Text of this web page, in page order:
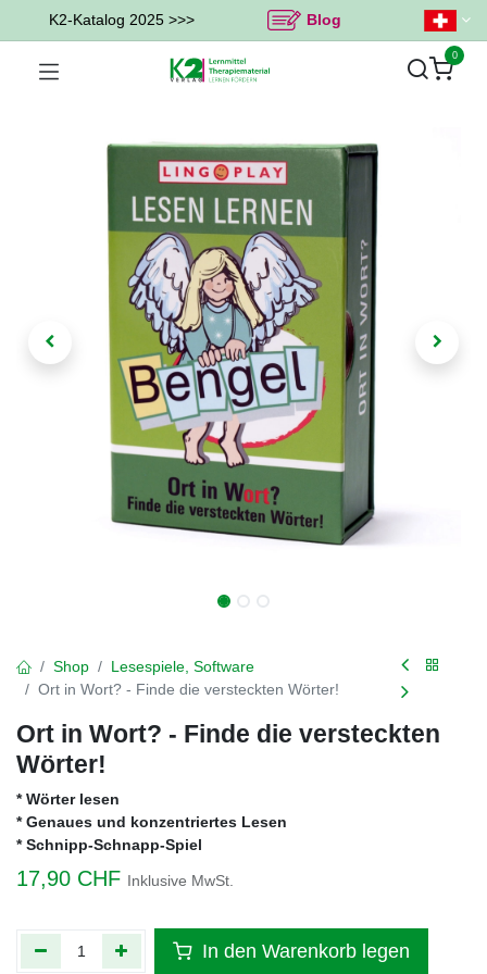
K2-Katalog 2025 >>> Blog
0
Shop
Lesespiele, Software
Ort in Wort? - Finde die versteckten Wörter!
Ort in Wort? - Finde die versteckten
Wörter!
* Wörter lesen
* Genaues und konzentriertes Lesen
* Schnipp-Schnapp-Spiel
17,90 CHF Inklusive MwSt.
In den Warenkorb legen